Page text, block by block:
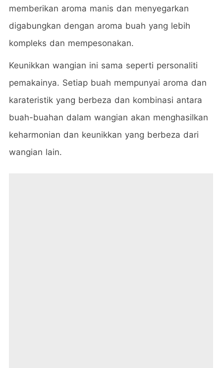
memberikan aroma manis dan menyegarkan
digabungkan dengan aroma buah yang lebih
kompleks dan mempesonakan.
Keunikkan wangian ini sama seperti personaliti
pemakainya. Setiap buah mempunyai aroma dan
karateristik yang berbeza dan kombinasi antara
buah-buahan dalam wangian akan menghasilkan
keharmonian dan keunikkan yang berbeza dari
wangian lain.